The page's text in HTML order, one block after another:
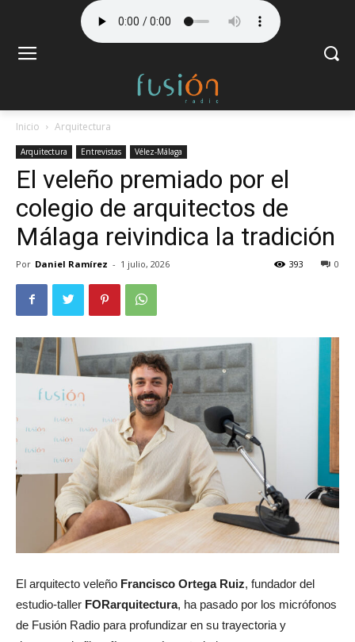
Inicio Arquitectura
Arquitectura Entrevistas Vélez-Málaga
El veleño premiado por el
colegio de arquitectos de
Málaga reivindica la tradición
Por Daniel Ramírez - 1 julio, 2026 0
393
El arquitecto veleño Francisco Ortega Ruiz, fundador del
estudio-taller FORarquitectura, ha pasado por los micrófonos
de Fusión Radio para profundizar en su trayectoria y